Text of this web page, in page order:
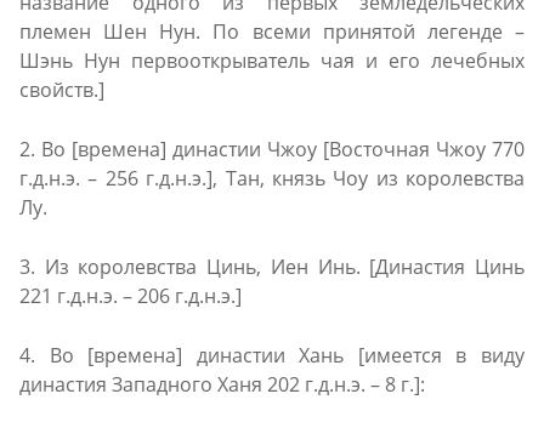
племен Шен Нун. По всеми принятой легенде –
Шэнь Нун первооткрыватель чая и его лечебных
свойств.]
2. Во [времена] династии Чжоу [Восточная Чжоу 770
г.д.н.э. – 256 г.д.н.э.], Тан, князь Чоу из королевства
Лу.
3. Из королевства Цинь, Иен Инь. [Династия Цинь
221 г.д.н.э. – 206 г.д.н.э.]
4. Во [времена] династии Хань [имеется в виду
династия Западного Ханя 202 г.д.н.э. – 8 г.]: